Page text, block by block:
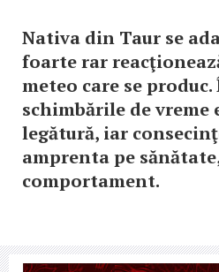
Nativa din Taur se
foarte rar
meteo care se
schimbările de vreme
legătură, iar
amprenta pe
comportament.